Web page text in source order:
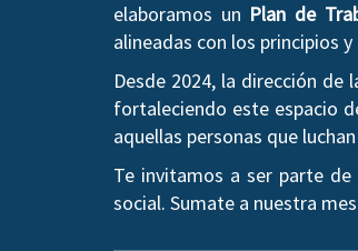
elaboramos un Plan de
alineadas con los principios
Desde 2024, la dirección de
fortaleciendo este espacio
aquellas personas que
Te invitamos a ser parte
social. Sumate a nuestra